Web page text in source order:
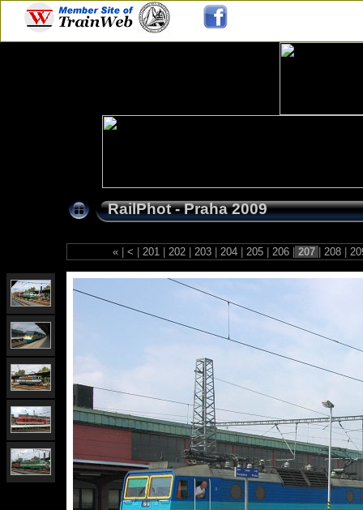
RailPhot - Praha 2009
« < 201 202 203 204 205 206 207 208